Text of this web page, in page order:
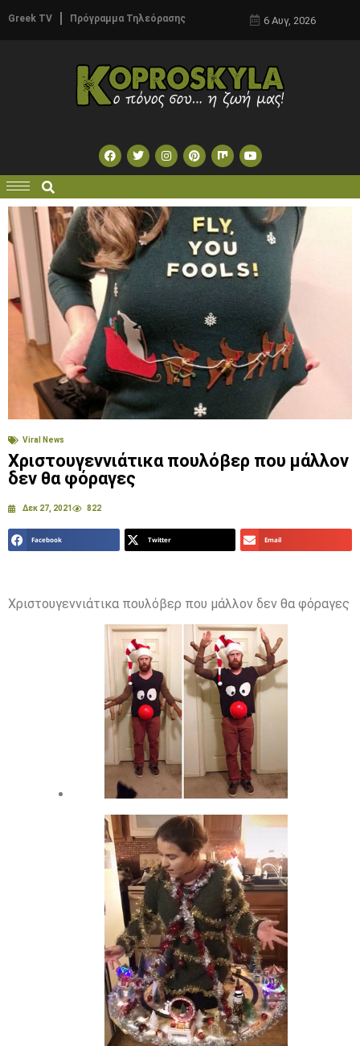
Greek TV Πρόγραμμα Τηλεόρασης 6 Αυγ, 2026
Viral News
Χριστουγεννιάτικα πουλόβερ που μάλλον
δεν θα φόραγες
Δεκ 27, 2021 822
Facebook Twitter Email
Χριστουγεννιάτικα πουλόβερ που μάλλον δεν θα φόραγες